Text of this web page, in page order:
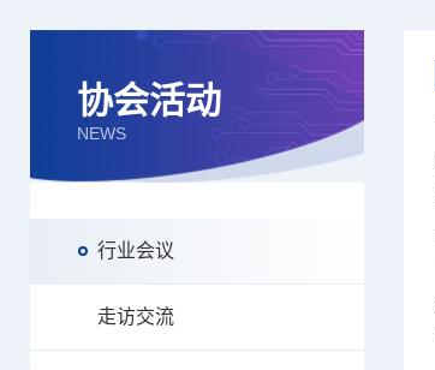
协会活动
NEWS
行业会议
走访交流